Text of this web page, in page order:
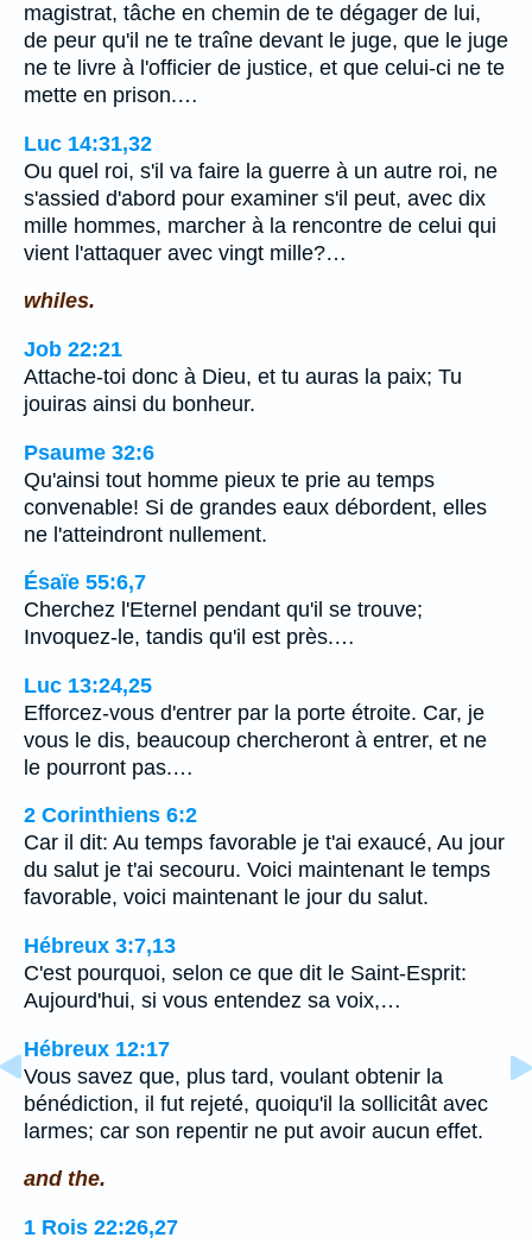
magistrat, tâche en chemin de te dégager de lui,
de peur qu'il ne te traîne devant le juge, que le juge
ne te livre à l'officier de justice, et que celui-ci ne te
mette en prison.…
Luc 14:31,32
Ou quel roi, s'il va faire la guerre à un autre roi, ne
s'assied d'abord pour examiner s'il peut, avec dix
mille hommes, marcher à la rencontre de celui qui
vient l'attaquer avec vingt mille?…
whiles.
Job 22:21
Attache-toi donc à Dieu, et tu auras la paix; Tu
jouiras ainsi du bonheur.
Psaume 32:6
Qu'ainsi tout homme pieux te prie au temps
convenable! Si de grandes eaux débordent, elles
ne l'atteindront nullement.
Ésaïe 55:6,7
Cherchez l'Eternel pendant qu'il se trouve;
Invoquez-le, tandis qu'il est près.…
Luc 13:24,25
Efforcez-vous d'entrer par la porte étroite. Car, je
vous le dis, beaucoup chercheront à entrer, et ne
le pourront pas.…
2 Corinthiens 6:2
Car il dit: Au temps favorable je t'ai exaucé, Au jour
du salut je t'ai secouru. Voici maintenant le temps
favorable, voici maintenant le jour du salut.
Hébreux 3:7,13
C'est pourquoi, selon ce que dit le Saint-Esprit:
Aujourd'hui, si vous entendez sa voix,…
Hébreux 12:17
Vous savez que, plus tard, voulant obtenir la
bénédiction, il fut rejeté, quoiqu'il la sollicitât avec
larmes; car son repentir ne put avoir aucun effet.
and the.
1 Rois 22:26,27